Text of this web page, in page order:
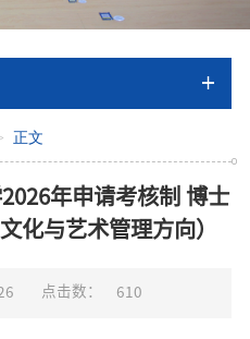
正文
年申请考核制 博士
化与艺术管理方向）
点击数： 610